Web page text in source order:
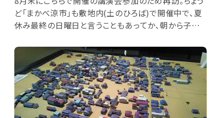
ど「まかべ涼市」も敷地内(土のひろば)で開催中で、夏
休み最終の日曜日と言うこともあってか、朝から子ど
料館を再度見学しました。国の重要伝統的建造物群保
存地区に選定された「真壁の町並み」の模型が展示さ
れており、その規模(17.6ha)と登録文化財の建物群
(49件102棟)を概観することで、改めて中世から江戸・
明治期にかけて発展して行った真壁を知ることができ
ました。